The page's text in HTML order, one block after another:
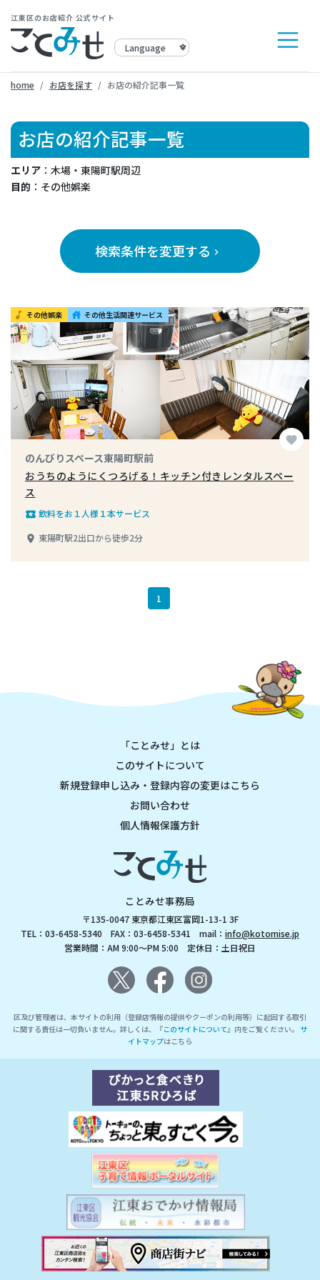
江東区のお店紹介 公式サイト
home お店を探す お店の紹介記事一覧
お店の紹介記事一覧
エリア ：木場・東陽町駅周辺
目的 ：その他娯楽
検索条件を変更する keyboard_arrow_right
music_note その他娯楽 house その他生活関連サービス
favorite
のんびりスペース東陽町駅前
おうちのようにくつろげる！キッチン付きレンタルスペー
ス
local_play 飲料をお１人様１本サービス
place 東陽町駅2出口から徒歩2分
1
「ことみせ」とは
このサイトについて
新規登録申し込み・登録内容の変更はこちら
お問い合わせ
個人情報保護方針
ことみせ事務局
〒135-0047 東京都江東区富岡1-13-1 3F
TEL：03-6458-5340 FAX：03-6458-5341 mail： info@kotomise.jp
営業時間：AM 9:00～PM 5:00 定休日：土日祝日
区及び管理者は、本サイトの利用（登録店情報の提供やクーポンの利用等）に起因する取引
に関する責任は一切負いません。詳しくは、『このサイトについて』内をご覧ください。 サ
イトマップはこちら